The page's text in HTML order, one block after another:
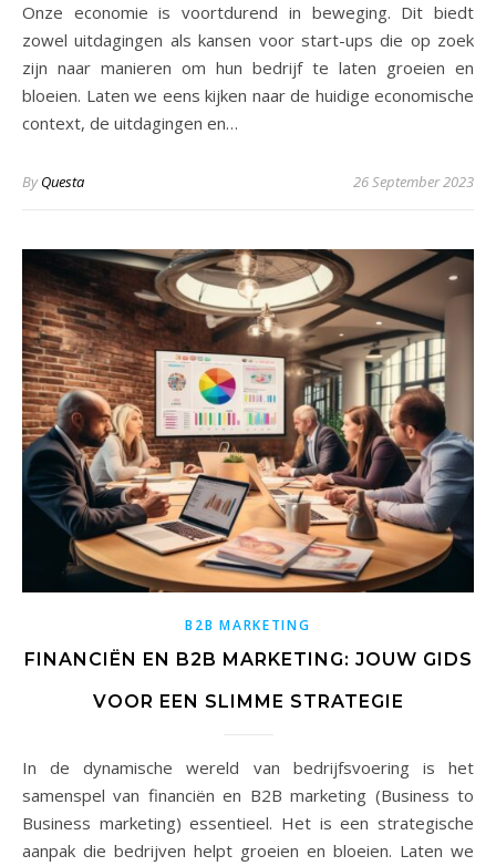
Onze economie is voortdurend in beweging. Dit biedt
zowel uitdagingen als kansen voor start-ups die op zoek
zijn naar manieren om hun bedrijf te laten groeien en
bloeien. Laten we eens kijken naar de huidige economische
context, de uitdagingen en…
ByQuesta 26 September 2023
B2B MARKETING
FINANCIËN EN B2B MARKETING: JOUW GIDS
VOOR EEN SLIMME STRATEGIE
In de dynamische wereld van bedrijfsvoering is het
samenspel van financiën en B2B marketing (Business to
Business marketing) essentieel. Het is een strategische
aanpak die bedrijven helpt groeien en bloeien. Laten we